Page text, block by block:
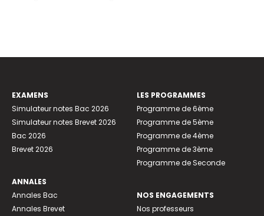
EXAMENS
Simulateur notes Bac 2026
Simulateur notes Brevet 2026
Bac 2026
Brevet 2026
ANNALES
Annales Bac
Annales Brevet
LES PROGRAMMES
Programme de 6ème
Programme de 5ème
Programme de 4ème
Programme de 3ème
Programme de Seconde
NOS ENGAGEMENTS
Nos professeurs